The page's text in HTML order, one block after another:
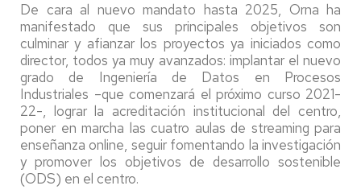
De cara al nuevo mandato hasta 2025, Orna ha
manifestado que sus principales objetivos son
culminar y afianzar los proyectos ya iniciados como
director, todos ya muy avanzados: implantar el nuevo
grado de Ingeniería de Datos en Procesos
Industriales –que comenzará el próximo curso 2021-
22-, lograr la acreditación institucional del centro,
poner en marcha las cuatro aulas de streaming para
enseñanza online, seguir fomentando la investigación
y promover los objetivos de desarrollo sostenible
(ODS) en el centro.